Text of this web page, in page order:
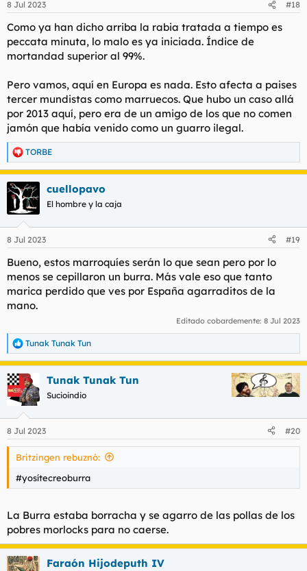
e
:
8 Jul 2023 #18
Como ya han dicho arriba la rabia tratada a tiempo es
peccata minuta, lo malo es ya iniciada. Índice de
mortandad superior al 99%.
Pero vamos, aquí en Europa es nada. Esto afecta a paises
tercer mundistas como marruecos. Que hubo un caso allá
por 2013 aquí, pero era de un amigo de los que no comen
jamón que había venido como un guarro ilegal.
R
e
a
c
c
i
e
:
TORBE
cuellopavo
El hombre y la caja
8 Jul 2023 #19
Bueno, estos marroquíes serán lo que sean pero por lo
menos se cepillaron un burra. Más vale eso que tanto
marica perdido que ves por España agarraditos de la
mano.
Editado cobardemente: 8 Jul 2023
R
e
a
c
c
i
e
s
Tunak Tunak Tun
Tunak Tunak Tun
Sucioindio
8 Jul 2023 #20
Britzingen rebuznó:
#yosítecreoburra
La Burra estaba borracha y se agarro de las pollas de los
pobres morlocks para no caerse.
Faraón Hijodeputh IV